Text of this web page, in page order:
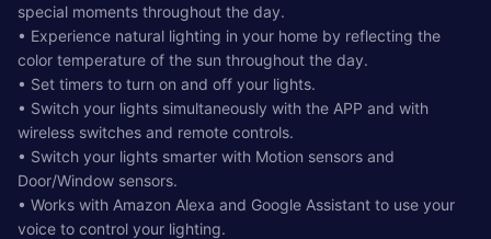
special moments throughout the day.
• Experience natural lighting in your home by reflecting the
color temperature of the sun throughout the day.
• Set timers to turn on and off your lights.
• Switch your lights simultaneously with the APP and with
wireless switches and remote controls.
• Switch your lights smarter with Motion sensors and
Door/Window sensors.
• Works with Amazon Alexa and Google Assistant to use your
voice to control your lighting.